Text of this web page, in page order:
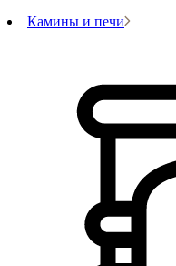
Камины и печи